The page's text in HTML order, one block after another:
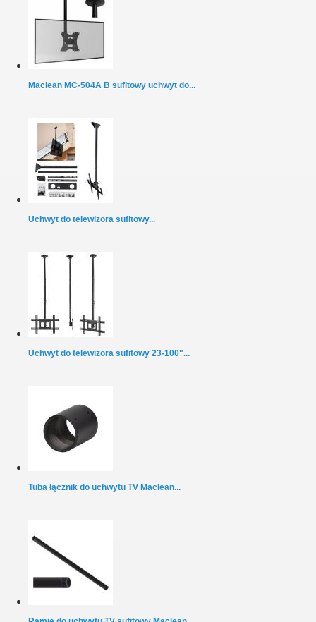
Maclean MC-504A B sufitowy uchwyt do...
Uchwyt do telewizora sufitowy...
Uchwyt do telewizora sufitowy 23-100"...
Tuba łącznik do uchwytu TV Maclean...